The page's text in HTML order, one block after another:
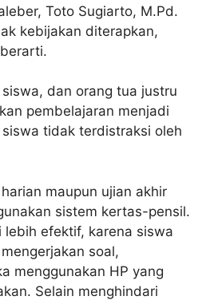
Toto Sugiarto, M.Pd.
kebijakan diterapkan,
siswa, dan orang tua justru
pembelajaran menjadi
tidak terdistraksi oleh
maupun ujian akhir
sistem kertas-pensil.
efektif, karena siswa
soal,
menggunakan HP yang
Selain menghindari